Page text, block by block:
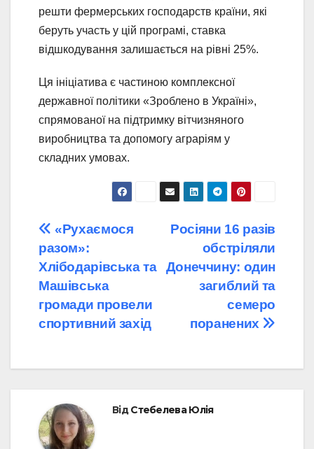
решти фермерських господарств країни, які
беруть участь у цій програмі, ставка
відшкодування залишається на рівні 25%.
Ця ініціатива є частиною комплексної
державної політики «Зроблено в Україні»,
спрямованої на підтримку вітчизняного
виробництва та допомогу аграріям у
складних умовах.
Навігація
записів
Росіяни 16 разів
обстріляли
Донеччину: один
загиблий та
семеро
поранених
«Рухаємося
разом»:
Хлібодарівська та
Машівська
громади провели
спортивний захід
ВідСтебелева Юлія